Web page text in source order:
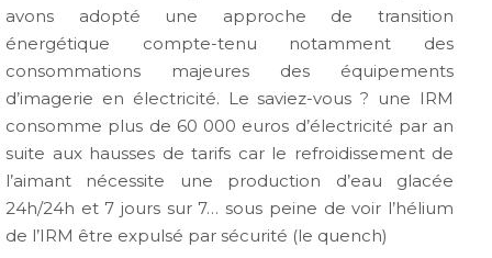
avons adopté une approche de transition
énergétique compte-tenu notamment des
consommations majeures des équipements
d’imagerie en électricité. Le saviez-vous ? une IRM
consomme plus de 60 000 euros d’électricité par an
suite aux hausses de tarifs car le refroidissement de
l’aimant nécessite une production d’eau glacée
24h/24h et 7 jours sur 7… sous peine de voir l’hélium
de l’IRM être expulsé par sécurité (le quench)